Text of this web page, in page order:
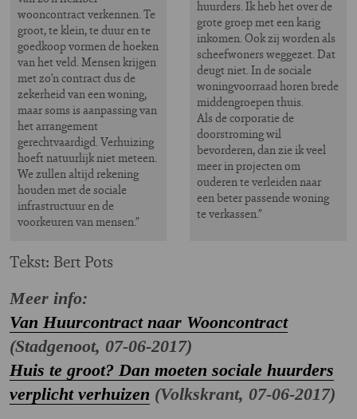
wooncontract verkennen. Te
groot, te klein, te duur en te
goedkoop vormen de hoeken
van het veld. Mensen krijgen
met zo’n contract dus de
zekerheid van een woning,
maar soms is aanpassing van
het arrangement
gerechtvaardigd. Verhuizing
hoeft natuurlijk niet meteen.
We zullen altijd rekening
houden met de sociale
infrastructuur en de
voorkeuren van mensen.”
huurders. Ik heb het over de
grote groep met een karig
inkomen. Ook zij worden als
scheefwoners weggezet. Dat
deugt niet. In de sociale
woningvoorraad horen brede
middengroepen thuis.
Als de corporatie de
doorstroming wil
bevorderen, dan zie ik veel
meer in projecten om
ouderen te verleiden naar
een beter passende woning
te verkassen.”
Tekst: Bert Pots
Meer info:
Van Huurcontract naar Wooncontract
(Stadgenoot, 07-06-2017)
Huis te groot? Dan moeten sociale huurders
verplicht verhuizen (Volkskrant, 07-06-2017)